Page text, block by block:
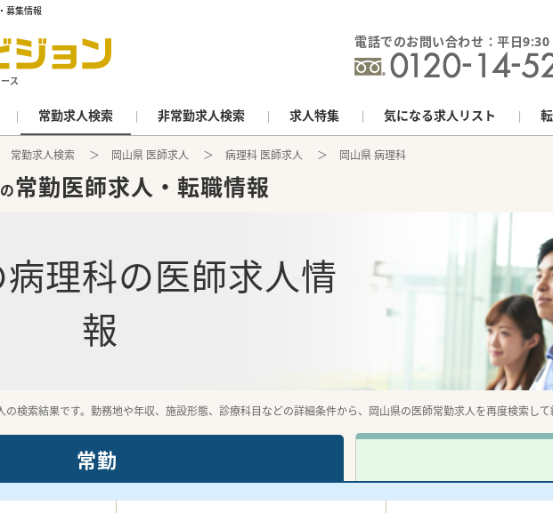
募集情報
ス
電話でのお問い合わせ：平日
常勤求人検索 非常勤求人検索 求人特集 気になる求人リスト
常勤求人検索 岡山県 医師求人 病理科 医師求人 岡山県 病理科
の常勤医師求人・転職情報
病理科の医師求人情
報
検索結果です。勤務地や年収、施設形態、診療科目などの詳細条件から、岡山県の医師常勤求人を再度検索して
常勤